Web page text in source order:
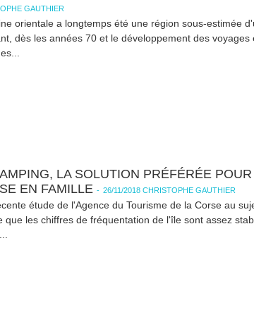
GAUTHIER
orientale a longtemps été une région sous-estimée
dès les années 70 et le développement des
LA SOLUTION PRÉFÉRÉE
EN FAMILLE - 26/11/2018 CHRISTOPHE GAUTHIER
étude de l'Agence du Tourisme de la Corse au
que les chiffres de fréquentation de l'île sont assez